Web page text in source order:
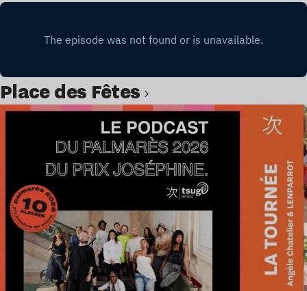
Place des Fêtes
Lire l’article